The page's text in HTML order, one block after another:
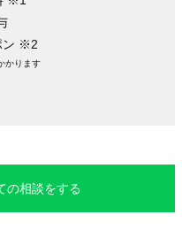
ン ※2
かります
の相談をする